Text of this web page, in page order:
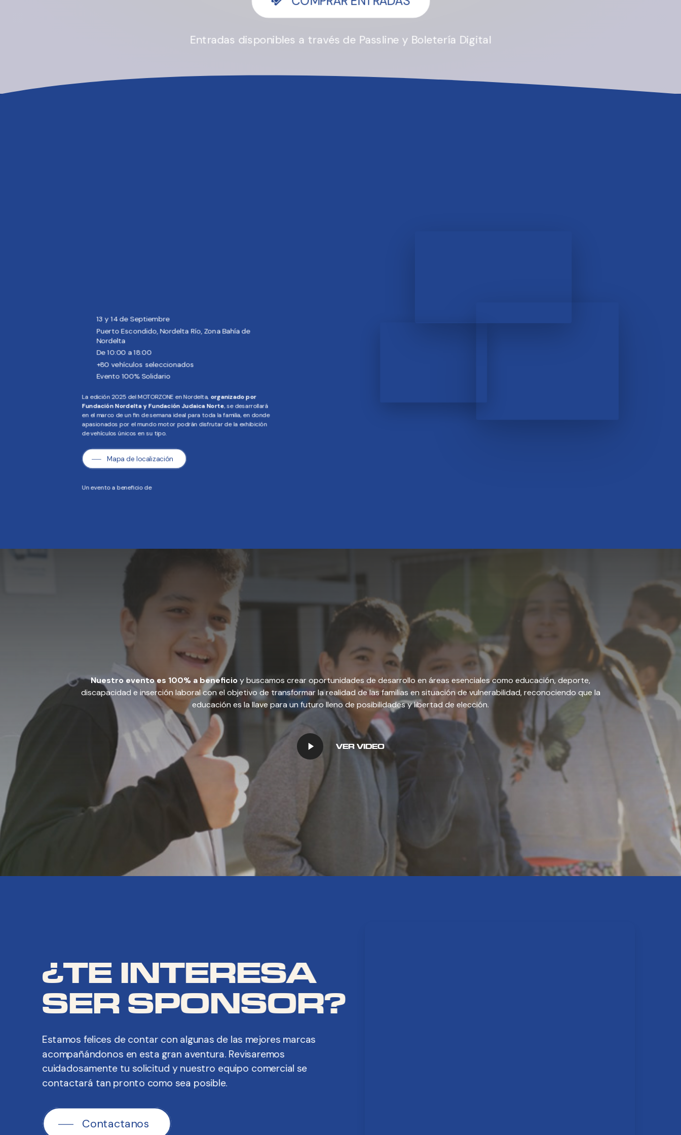
Entradas disponibles a través de Passline y Boletería Digital
EDICIÓN 2025
13 y 14 de Septiembre
Puerto Escondido, Nordelta Río, Zona Bahía de
Nordelta
De 10:00 a 18:00
+80 vehículos seleccionados
Evento 100% Solidario
La edición 2025 del MOTORZONE en Nordelta, organizado por
Fundación Nordelta y Fundación Judaica Norte, se desarrollará
en el marco de un fin de semana ideal para toda la familia, en donde
apasionados por el mundo motor podrán disfrutar de la exhibición
de vehículos únicos en su tipo.
Mapa de localización
Un evento a beneficio de
Nuestro evento es 100% a beneficioy buscamos crear oportunidades de desarrollo en áreas esenciales como educación, deporte,
discapacidad e inserción laboral con el objetivo de transformar la realidad de las familias en situación de vulnerabilidad, reconociendo que la
educación es la llave para un futuro lleno de posibilidades y libertad de elección.
Play
Video
VER VIDEO
¿TE INTERESA
SER SPONSOR?
Estamos felices de contar con algunas de las mejores marcas
acompañándonos en esta gran aventura. Revisaremos
cuidadosamente tu solicitud y nuestro equipo comercial se
contactará tan pronto como sea posible.
Contactanos